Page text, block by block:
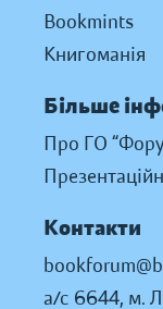
Bookmints
Книгоманія
Більше
Про ГО
Контакти
а/с 6644, м.